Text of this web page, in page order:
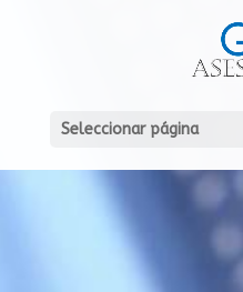
Seleccionar página